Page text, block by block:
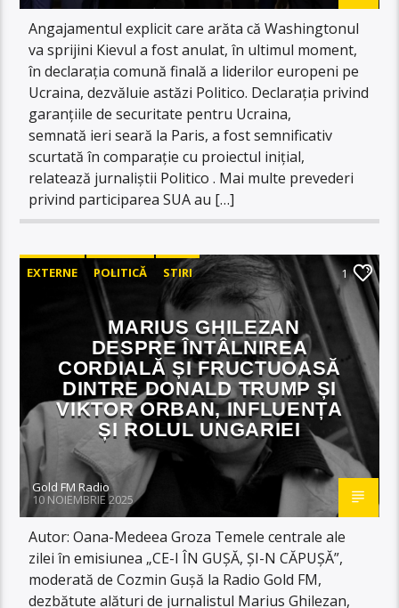
Angajamentul explicit care arăta că Washingtonul
va sprijini Kievul a fost anulat, în ultimul moment,
în declarația comună finală a liderilor europeni pe
Ucraina, dezvăluie astăzi Politico. Declarația privind
garanțiile de securitate pentru Ucraina,
semnată ieri seară la Paris, a fost semnificativ
scurtată în comparație cu proiectul inițial,
relatează jurnaliștii Politico . Mai multe prevederi
privind participarea SUA au […]
EXTERNE POLITICĂ STIRI 1
MARIUS GHILEZAN
DESPRE ÎNTÂLNIREA
CORDIALĂ ȘI FRUCTUOASĂ
DINTRE DONALD TRUMP ȘI
VIKTOR ORBAN, INFLUENȚA
ȘI ROLUL UNGARIEI
Gold FM Radio
10 NOIEMBRIE 2025
Autor: Oana-Medeea Groza Temele centrale ale
zilei în emisiunea „CE-I ÎN GUȘĂ, ȘI-N CĂPUȘĂ”,
moderată de Cozmin Gușă la Radio Gold FM,
dezbătute alături de jurnalistul Marius Ghilezan,